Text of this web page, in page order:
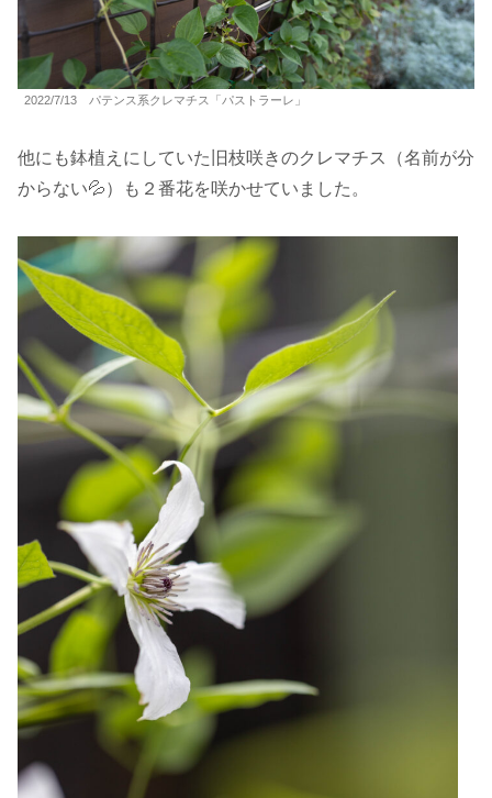
2022/7/13 パテンス系クレマチス「パストラーレ」
他にも鉢植えにしていた旧枝咲きのクレマチス（名前が分
からない💦）も２番花を咲かせていました。